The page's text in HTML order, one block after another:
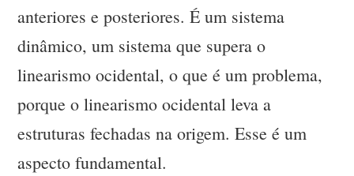
anteriores e posteriores. É um sistema
dinâmico, um sistema que supera o
linearismo ocidental, o que é um problema,
porque o linearismo ocidental leva a
estruturas fechadas na origem. Esse é um
aspecto fundamental.